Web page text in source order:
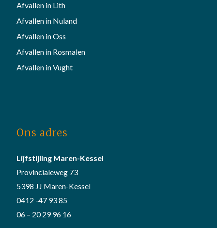
Afvallen in Lith
Afvallen in Nuland
Afvallen in Oss
Afvallen in Rosmalen
Afvallen in Vught
Ons adres
Lijfstijling Maren-Kessel
Provincialeweg 73
5398 JJ Maren-Kessel
0412 -47 93 85
06 – 20 29 96 16